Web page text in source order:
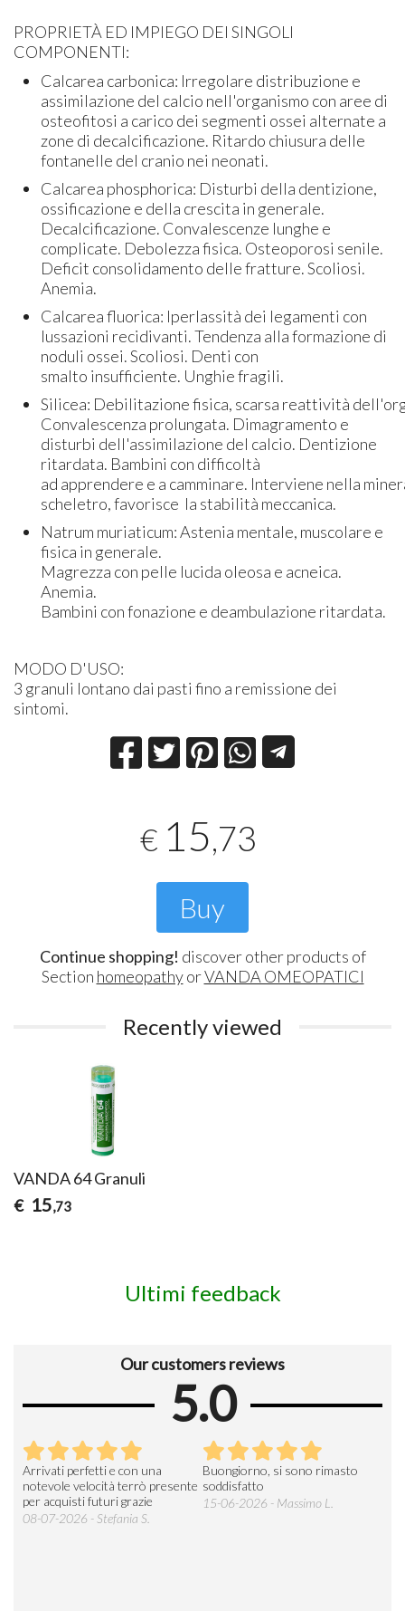
PROPRIETÀ ED IMPIEGO DEI SINGOLI
COMPONENTI:
Calcarea carbonica: Irregolare distribuzione e
assimilazione del calcio nell'organismo con aree di
osteofitosi a carico dei segmenti ossei alternate a
zone di decalcificazione. Ritardo chiusura delle
fontanelle del cranio nei neonati.
Calcarea phosphorica: Disturbi della dentizione,
ossificazione e della crescita in generale.
Decalcificazione. Convalescenze lunghe e
complicate. Debolezza fisica. Osteoporosi senile.
Deficit consolidamento delle fratture. Scoliosi.
Anemia.
Calcarea fluorica: Iperlassità dei legamenti con
lussazioni recidivanti. Tendenza alla formazione di
noduli ossei. Scoliosi. Denti con
smalto insufficiente. Unghie fragili.
Silicea: Debilitazione fisica, scarsa reattività
Convalescenza prolungata. Dimagramento e
disturbi dell'assimilazione del calcio. Dentizione
ritardata. Bambini con difficoltà
ad apprendere e a camminare. Interviene nella
scheletro, favorisce la stabilità meccanica.
Natrum muriaticum: Astenia mentale, muscolare e
fisica in generale.
Magrezza con pelle lucida oleosa e acneica.
Anemia.
Bambini con fonazione e deambulazione ritardata.
MODO D'USO:
3 granuli lontano dai pasti fino a remissione dei
sintomi.
€ 15,73
Buy
Continue shopping! discover other products of
Section homeopathyorVANDA OMEOPATICI
Recently viewed
VANDA 64 Granuli
€ 15,73
Ultimi feedback
Our customers reviews
5.0
Arrivati perfetti e con una
notevole velocità terrò presente
per acquisti futuri grazie
08-07-2026 - Stefania S.
Buongiorno, si sono rimasto
soddisfatto
15-06-2026 - Massimo L.